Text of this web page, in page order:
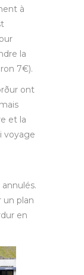
à
la
7€).
ont
et la
voyage
un plan
en